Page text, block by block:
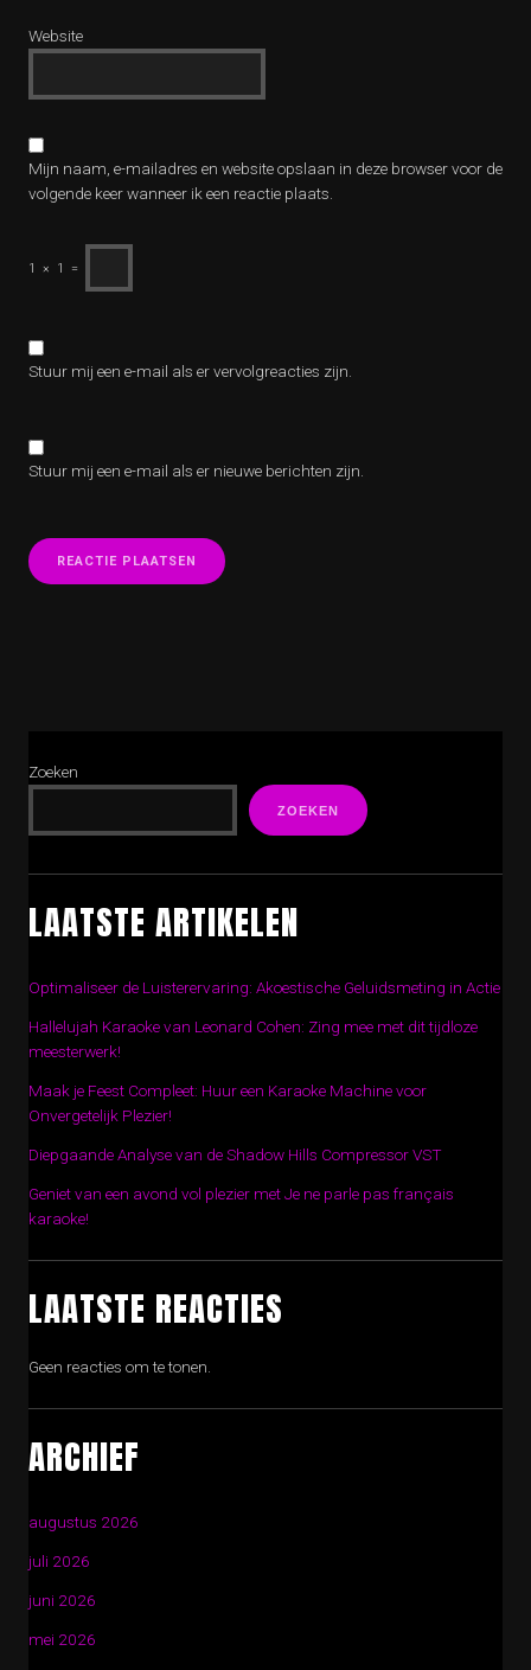
Website
Mijn naam, e-mailadres en website opslaan in deze browser voor de
volgende keer wanneer ik een reactie plaats.
1 × 1 =
Stuur mij een e-mail als er vervolgreacties zijn.
Stuur mij een e-mail als er nieuwe berichten zijn.
Zoeken
ZOEKEN
LAATSTE ARTIKELEN
Optimaliseer de Luisterervaring: Akoestische Geluidsmeting in Actie
Hallelujah Karaoke van Leonard Cohen: Zing mee met dit tijdloze
meesterwerk!
Maak je Feest Compleet: Huur een Karaoke Machine voor
Onvergetelijk Plezier!
Diepgaande Analyse van de Shadow Hills Compressor VST
Geniet van een avond vol plezier met Je ne parle pas français
karaoke!
LAATSTE REACTIES
Geen reacties om te tonen.
ARCHIEF
augustus 2026
juli 2026
juni 2026
mei 2026